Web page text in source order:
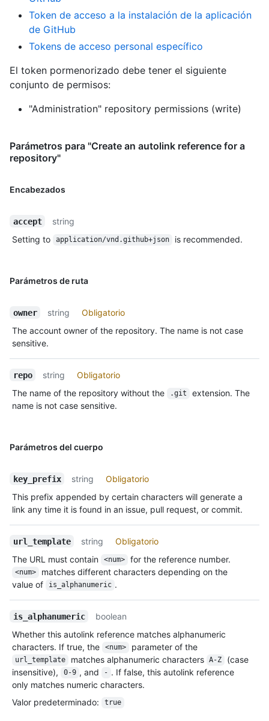
Token de acceso a la instalación de la aplicación
de GitHub
Tokens de acceso personal específico
El token pormenorizado debe tener el siguiente
conjunto de permisos:
"Administration" repository permissions (write)
Parámetros para "Create an autolink reference for a
repository"
Encabezados
accept
string
Setting to
application/vnd.github+json is recommended.
Parámetros de ruta
owner string
Obligatorio
The account owner of the repository. The name is not case
sensitive.
repo string
Obligatorio
The name of the repository without the
.git
extension. The
name is not case sensitive.
Parámetros del cuerpo
key_prefix string
Obligatorio
This prefix appended by certain characters will generate a
link any time it is found in an issue, pull request, or commit.
url_template string
Obligatorio
The URL must contain
<num> for the reference number.
<num>
matches different characters depending on the
value of
is_alphanumeric .
is_alphanumeric
boolean
Whether this autolink reference matches alphanumeric
characters. If true, the
<num> parameter of the
url_template matches alphanumeric characters A-Z
(case
insensitive),
0-9 , and - . If false, this autolink reference
only matches numeric characters.
Valor predeterminado: true